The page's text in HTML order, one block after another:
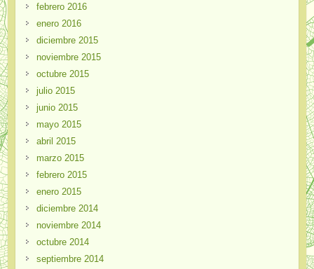
febrero 2016
enero 2016
diciembre 2015
noviembre 2015
octubre 2015
julio 2015
junio 2015
mayo 2015
abril 2015
marzo 2015
febrero 2015
enero 2015
diciembre 2014
noviembre 2014
octubre 2014
septiembre 2014